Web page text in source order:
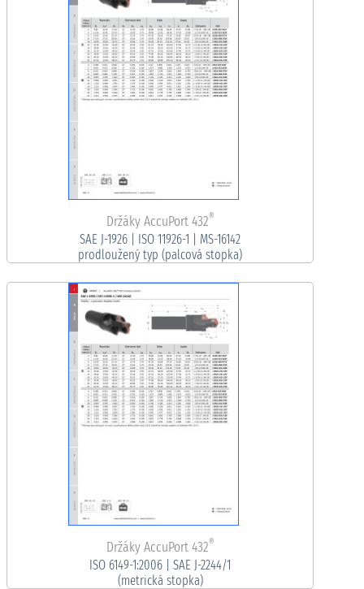
Držáky AccuPort 432®
SAE J-1926 | ISO 11926-1 | MS-16142
prodloužený typ (palcová stopka)
Držáky AccuPort 432®
ISO 6149-1:2006 | SAE J-2244/1
(metrická stopka)